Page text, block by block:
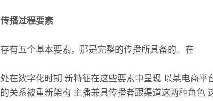
传播过程要素
存有五个基本要素，那是完整的传播所具备的。在
处在数字化时期 新特征在这些要素中呈现 以某电商平
的关系被重新架构 主播兼具传播者跟渠道这两种角色